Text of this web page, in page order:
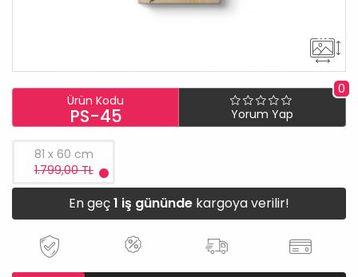
Ürün Kodu
PS-45
0
Yorum Yap
81 x 60 cm
1.799,00 TL
En geç1 iş gününde kargoya verilir!